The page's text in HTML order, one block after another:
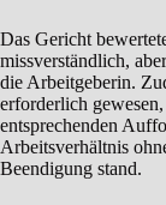
Das Gericht
missverständlich,
die Arbeitgeberin.
erforderlich
entsprechenden
Arbeitsverhältnis
Beendigung stand.